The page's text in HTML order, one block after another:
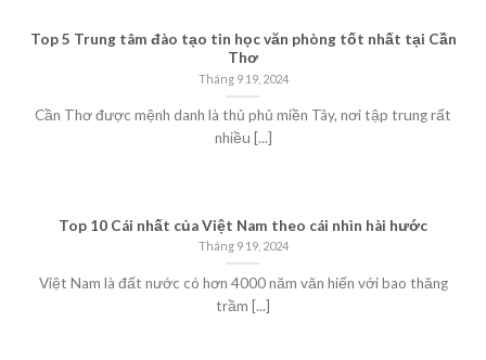
Top 5 Trung tâm đào tạo tin học văn phòng tốt nhất tại Cần
Thơ
Tháng 9 19, 2024
Cần Thơ được mệnh danh là thủ phủ miền Tây, nơi tập trung rất
nhiều [...]
Top 10 Cái nhất của Việt Nam theo cái nhìn hài hước
Tháng 9 19, 2024
Việt Nam là đất nước có hơn 4000 năm văn hiến với bao thăng
trầm [...]